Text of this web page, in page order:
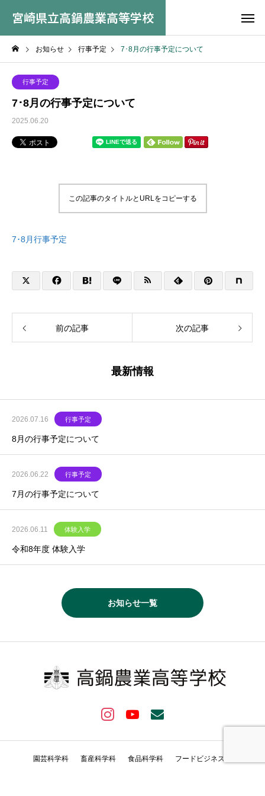
宮崎県立高鍋農業高等学校
お知らせ 行事予定 7･8月の行事予定について
行事予定
7･8月の行事予定について
2025.06.20
この記事のタイトルとURLをコピーする
7･8月行事予定
前の記事 次の記事
最新情報
2026.07.16 行事予定
8月の行事予定について
2026.06.22 行事予定
7月の行事予定について
2026.06.11 体験入学
令和8年度 体験入学
お知らせ一覧
園芸科学科 畜産科学科 食品科学科 フードビジネス科